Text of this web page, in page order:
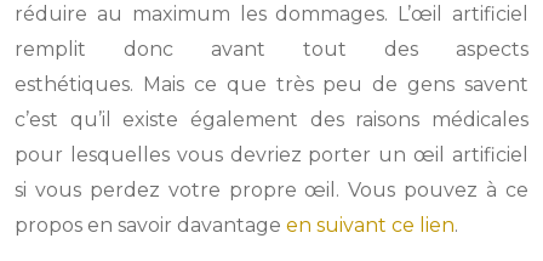
réduire au maximum les dommages. L’œil artificiel
remplit donc avant tout des aspects
esthétiques. Mais ce que très peu de gens savent
c’est qu’il existe également des raisons médicales
pour lesquelles vous devriez porter un œil artificiel
si vous perdez votre propre œil. Vous pouvez à ce
propos en savoir davantage en suivant ce lien.